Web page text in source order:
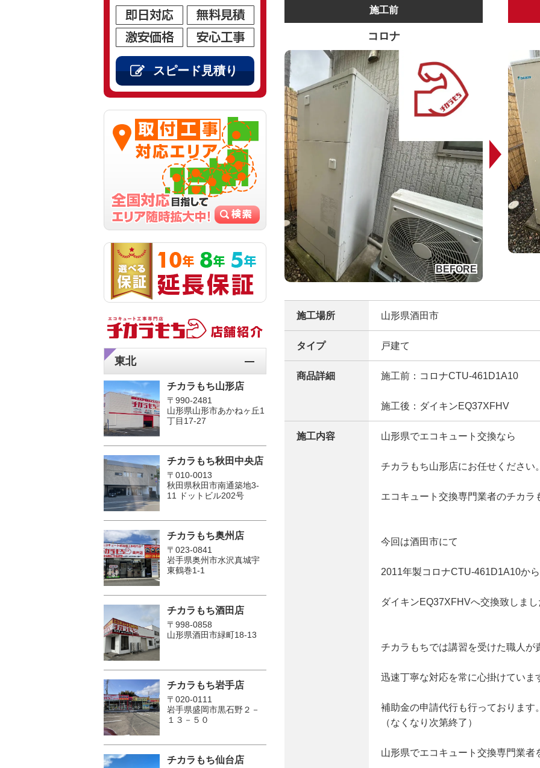
施工前
コロナ
施工場所 山形県酒田市
タイプ 戸建て
商品詳細 施工前：コロナCTU-461D1A10
施工後：ダイキンEQ37XFHV
施工内容 山形県でエコキュート交換なら
チカラもち山形店にお任せください
エコキュート交換専門業者のチカラ
今回は酒田市にて
2011年製コロナCTU-461D1A10から
ダイキンEQ37XFHVへ交換致しま
チカラもちでは講習を受けた職人が
迅速丁寧な対応を常に心掛けていま
補助金の申請代行も行っております
（なくなり次第終了）
山形県でエコキュート交換専門業者
スピード見積り
東北
チカラもち山形店
〒990-2481
山形県山形市あかねヶ丘1
丁目17-27
チカラもち秋田中央店
〒010-0013
秋田県秋田市南通築地3-
11 ドットビル202号
チカラもち奥州店
〒023-0841
岩手県奥州市水沢真城宇
東鶴巻1‐1
チカラもち酒田店
〒998-0858
山形県酒田市緑町18-13
チカラもち岩手店
〒020-0111
岩手県盛岡市黒石野２－
１３－５０
チカラもち仙台店